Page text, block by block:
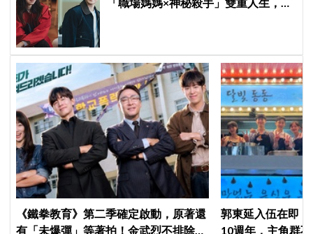
「職場媽媽×神秘殺手」雙重人生，與
《鐵拳教育》第二季確定啟動，原著還
有「未爆彈」等著拍！金武烈不排除
郭東延入伍在即
10週年，主角群